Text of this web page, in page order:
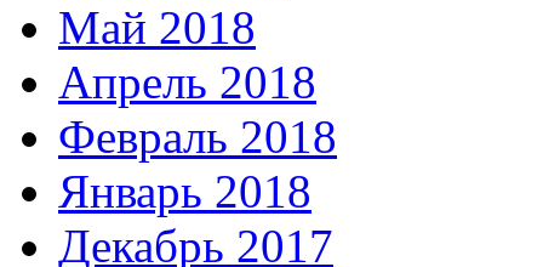
Май 2018
Апрель 2018
Февраль 2018
Январь 2018
Декабрь 2017